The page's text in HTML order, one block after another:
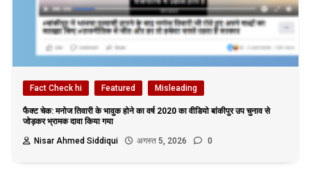
Fact Check hi Featured Misleading
फैक्ट चेक: मनोज तिवारी के भावुक होने का वर्ष 2020 का वीडियो बांकीपुर उप चुनाव से
जोड़कर भ्रामक दावा किया गया
Nisar Ahmed Siddiqui
अगस्त 5, 2026 0